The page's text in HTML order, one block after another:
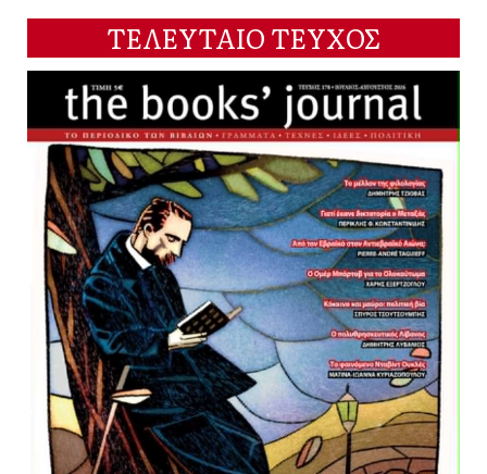
ΤΕΛΕΥΤΑΙΟ ΤΕΥΧΟΣ